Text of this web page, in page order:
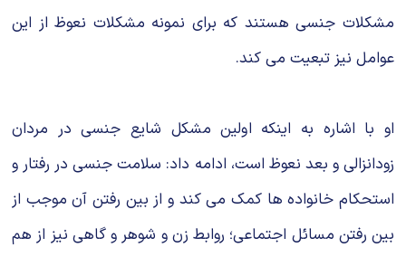
مشکلات جنسی هستند که برای نمونه مشکلات نعوظ از این
عوامل نیز تبعیت می کند.
او با اشاره به اینکه اولین مشکل شایع جنسی در مردان
زودانزالی و بعد نعوظ است، ادامه داد: سلامت جنسی در رفتار و
استحکام خانواده ها کمک می کند و از بین رفتن آن موجب از
بین رفتن مسائل اجتماعی؛ روابط زن و شوهر و گاهی نیز از هم